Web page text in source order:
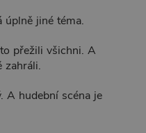
jiné téma.
přežili všichni. A
zahráli.
A hudební scéna je